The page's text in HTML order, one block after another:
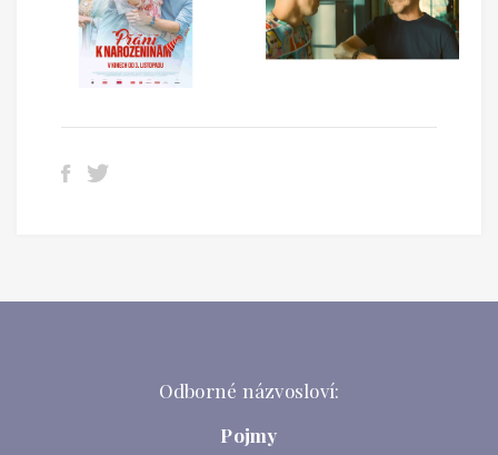
Odborné názvosloví:
Pojmy